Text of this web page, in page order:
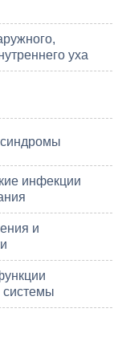
уха
инфекции
и
системы